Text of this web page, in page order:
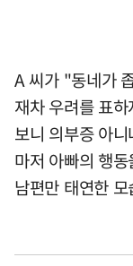
A 씨가 "동네가
재차 우려를 표
보니 의부증 아
마저 아빠의 행
남편만 태연한